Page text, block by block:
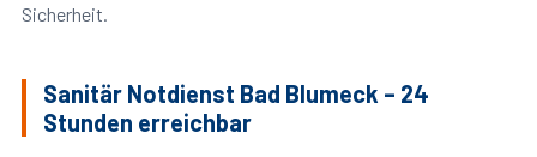
Sicherheit.
Sanitär Notdienst Bad Blumeck – 24
Stunden erreichbar